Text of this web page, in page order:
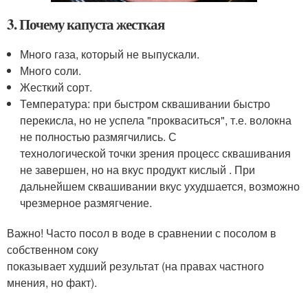
3. Почему капуста жесткая
Много газа, который не выпускали.
Много соли.
Жесткий сорт.
Температура: при быстром сквашивании быстро
перекисла, но не успела "прокваситься", т.е. волокна
не полностью размягчились. С
технологической точки зрения процесс сквашивания
не завершен, но на вкус продукт кислый . При
дальнейшем сквашивании вкус ухудшается, возможно
чрезмерное размягчение.
Важно! Часто посол в воде в сравнении с посолом в
собственном соку
показывает худший результат (на правах частного
мнения, но факт).